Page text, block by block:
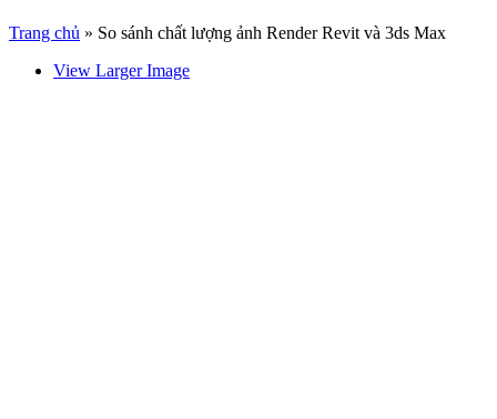
Trang chủ » So sánh chất lượng ảnh Render Revit và 3ds Max
View Larger Image